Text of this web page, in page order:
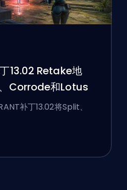
13.02 Retake地
Corrode和Lotus
补丁13.02将Split、